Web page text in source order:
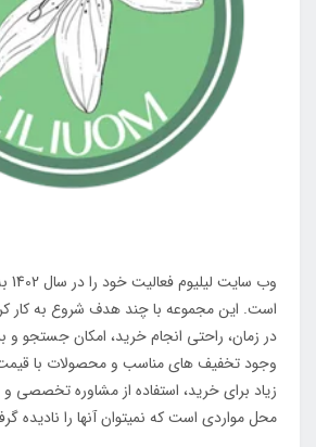
است. این مجموعه با چند هدف شروع به کار
در زمان، راحتی انجام خرید، امکان جستجو و
وجود تخفیف های مناسب و محصولات با قیمت
زیاد برای خرید، استفاده از مشاوره تخصصی
محل مواردی است که نمیتوان آنها را نادیده